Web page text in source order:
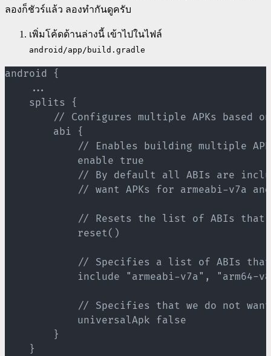
ลองก็ชัวร์แล้ว ลองทำกันดูครับ
เพิ่มโค้ดด้านล่างนี้ เข้าไปในไฟล์
android/app/build.gradle
android {
    ...
    splits {
// Configures multiple APKs based
        abi {
// Enables building multiple
            enable true
// By default all ABIs are
// want APKs for armeabi-v7a
// Resets the list of ABIs
            reset()
// Specifies a list of ABIs
include "armeabi-v7a", "arm64-
// Specifies that we do not
            universalApk false
        }
    }